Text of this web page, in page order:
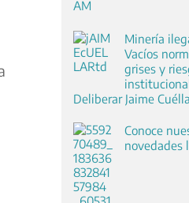
Minería
Vacíos
grises y
Deliberar Jaime
Conoce
novedades